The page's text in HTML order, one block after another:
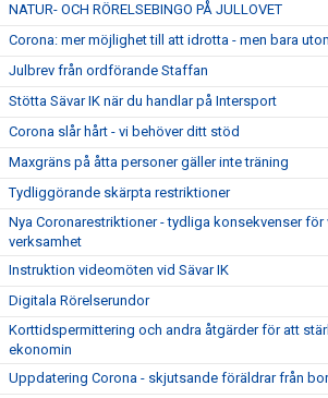
NATUR- OCH RÖRELSEBINGO PÅ JULLOVET
Corona: mer möjlighet till att idrotta - men bara
Julbrev från ordförande Staffan
Stötta Sävar IK när du handlar på Intersport
Corona slår hårt - vi behöver ditt stöd
Maxgräns på åtta personer gäller inte träning
Tydliggörande skärpta restriktioner
Nya Coronarestriktioner - tydliga konsekvenser för
verksamhet
Instruktion videomöten vid Sävar IK
Digitala Rörelserundor
Korttidspermittering och andra åtgärder för att
ekonomin
Uppdatering Corona - skjutsande föräldrar från